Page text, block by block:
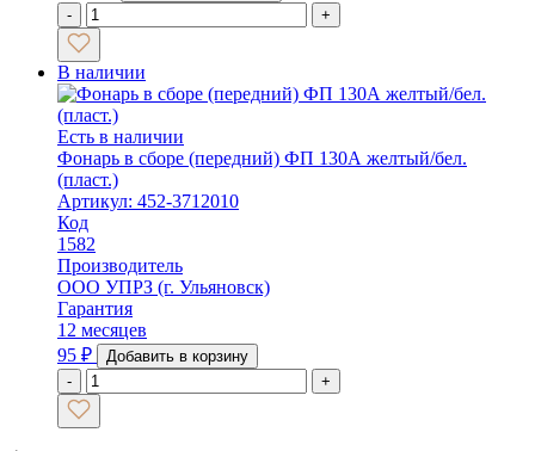
-
+
В наличии
Есть в наличии
Фонарь в сборе (передний) ФП 130А желтый/бел.
(пласт.)
Артикул: 452-3712010
Код
1582
Производитель
ООО УПРЗ (г. Ульяновск)
Гарантия
12 месяцев
95 ₽
Добавить в корзину
-
+